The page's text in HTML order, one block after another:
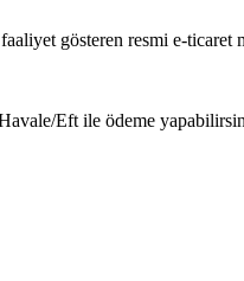
gösteren resmi e-ticaret
Eft ile ödeme